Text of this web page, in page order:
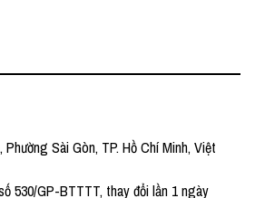
Sài Gòn, TP. Hồ Chí Minh, Việt
530/GP-BTTTT, thay đổi lần 1 ngày